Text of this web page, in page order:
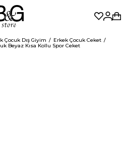
Çocuk Dış Giyim
Erkek Çocuk Ceket
Beyaz Kısa Kollu Spor Ceket